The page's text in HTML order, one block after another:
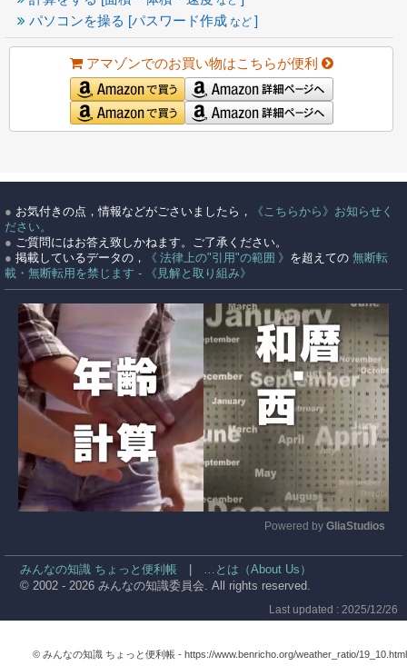
パソコンを操る [パスワード作成 など ]
アマゾンでのお買い物はこちらが便利
● お気付きの点，情報などがごさいましたら，
《こちらから》お知らせく
ださい。
● ご質問にはお答え致しかねます。ご了承ください。
● 掲載しているデータの， 《 法律上の"引用"の範囲 》 を超えての 無断転
載・無断転用を禁じます - 《見解と取り組み》
Powered by GliaStudios
みんなの知識 ちょっと便利帳
…とは（About Us）
© 2002 - 2026 みんなの知識委員会. All rights reserved.
Last updated : 2025/12/26
© みんなの知識 ちょっと便利帳 - https://www.benricho.org/weather_ratio/19_10.html